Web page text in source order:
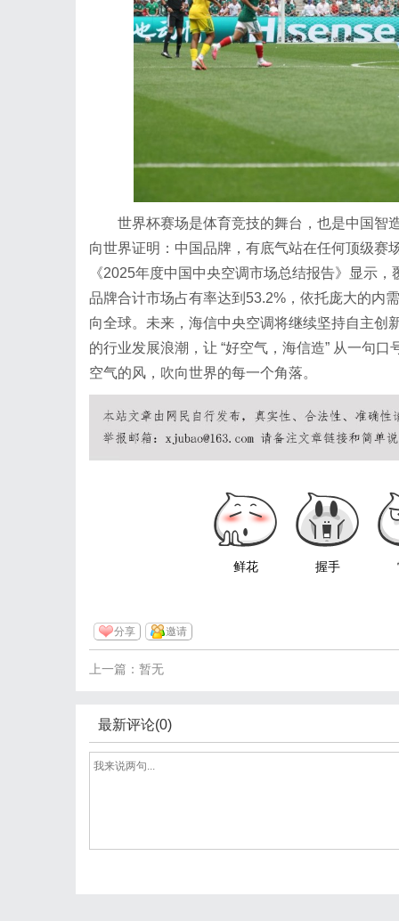
世界杯赛场是体育竞技的舞台，也是中国智
向世界证明：中国品牌，有底气站在任何顶级赛
《2025年度中国中央空调市场总结报告》显示
品牌合计市场占有率达到53.2%，依托庞大的内
向全球。未来，海信中央空调将继续坚持自主创
的行业发展浪潮，让 “好空气，海信造” 从一句
空气的风，吹向世界的每一个角落。
鲜花 握手
分享 邀请
上一篇：暂无
最新评论(0)